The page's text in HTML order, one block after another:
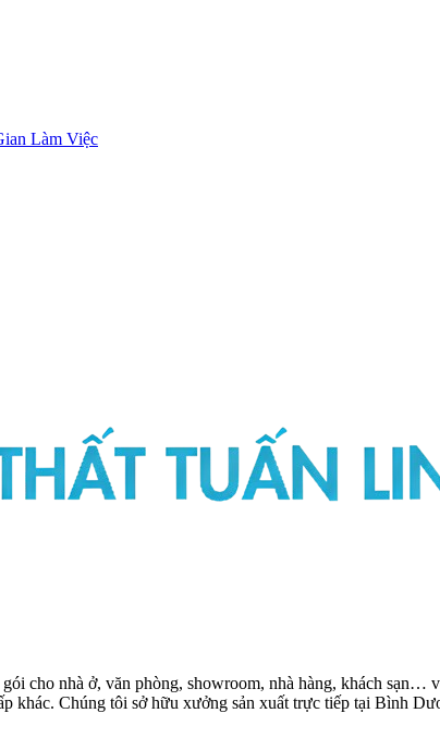
Làm Việc
cho nhà ở, văn phòng, showroom, nhà hàng, khách sạn…
khác. Chúng tôi sở hữu xưởng sản xuất trực tiếp tại Bình